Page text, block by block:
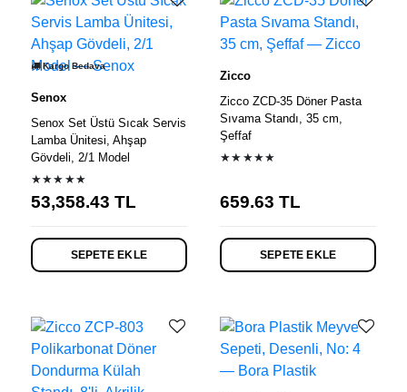
Kargo Bedava
Senox
Senox Set Üstü Sıcak Servis
Lamba Ünitesi, Ahşap
Gövdeli, 2/1 Model
★★★★★
53,358.43 TL
SEPETE EKLE
Zicco
Zicco ZCD-35 Döner Pasta
Sıvama Standı, 35 cm,
Şeffaf
★★★★★
659.63 TL
SEPETE EKLE